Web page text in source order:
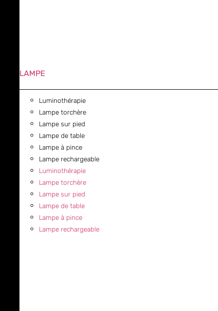
LAMPE
Luminothérapie
Lampe torchère
Lampe sur pied
Lampe de table
Lampe à pince
Lampe rechargeable
Luminothérapie
Lampe torchère
Lampe sur pied
Lampe de table
Lampe à pince
Lampe rechargeable